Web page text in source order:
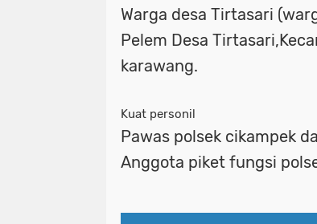
Warga desa Tirtasari
Pelem Desa
karawang.
Kuat personil
Pawas polsek cikampek
Anggota piket fungsi